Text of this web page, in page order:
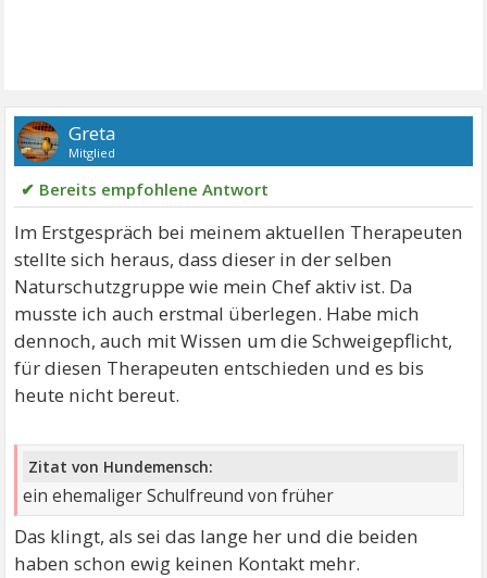
Greta
Mitglied
✔ Bereits empfohlene Antwort
Im Erstgespräch bei meinem aktuellen Therapeuten
stellte sich heraus, dass dieser in der selben
Naturschutzgruppe wie mein Chef aktiv ist. Da
musste ich auch erstmal überlegen. Habe mich
dennoch, auch mit Wissen um die Schweigepflicht,
für diesen Therapeuten entschieden und es bis
heute nicht bereut.
Zitat von Hundemensch:
ein ehemaliger Schulfreund von früher
Das klingt, als sei das lange her und die beiden
haben schon ewig keinen Kontakt mehr.